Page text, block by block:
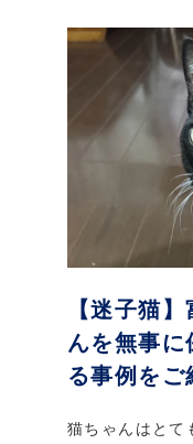
【迷子猫
んを無事に
る事例をご
猫ちゃんはとて